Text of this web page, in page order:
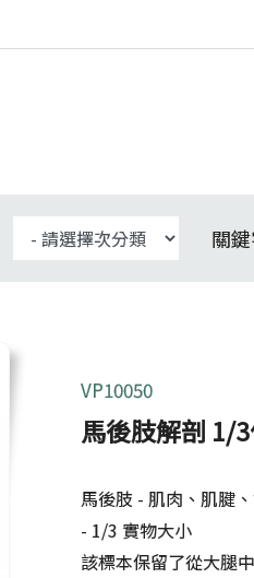
關
VP10050
馬後肢解剖 1/
馬後肢 - 肌肉、肌腱
- 1/3 實物大小
該標本保留了從大腿